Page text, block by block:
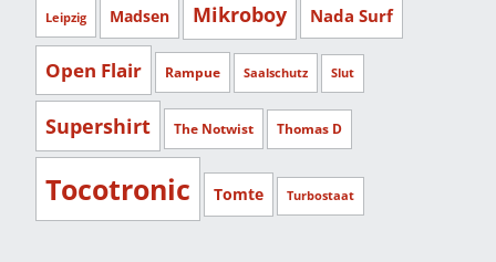
Leipzig Madsen Mikroboy Nada Surf
Open Flair Rampue Saalschutz Slut
Supershirt The Notwist Thomas D
Tocotronic Tomte Turbostaat